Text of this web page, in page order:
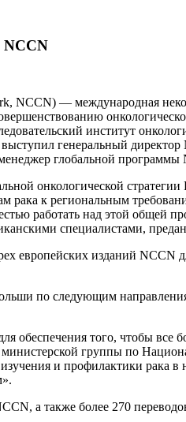
NCCN
NCCN) — международная
институт
генеральный
глобальной программы
онкологической
к региональным
работать над этой общей
специалистами,
европейских изданий
по следующим
обеспечения того, чтобы
группы по
и профилактики рака
а также более 270